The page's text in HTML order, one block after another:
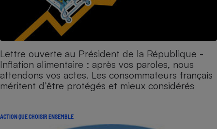
Lettre ouverte au Président de la République -
Inflation alimentaire : après vos paroles, nous
attendons vos actes. Les consommateurs français
méritent d’être protégés et mieux considérés
ACTION QUE CHOISIR ENSEMBLE